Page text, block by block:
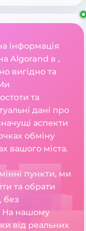
інформація
Algorand в ,
вигідно та
та
дані про
аспекти
обміну
вашого міста.
пункти, ми
та обрати
без
На нашому
від реальних